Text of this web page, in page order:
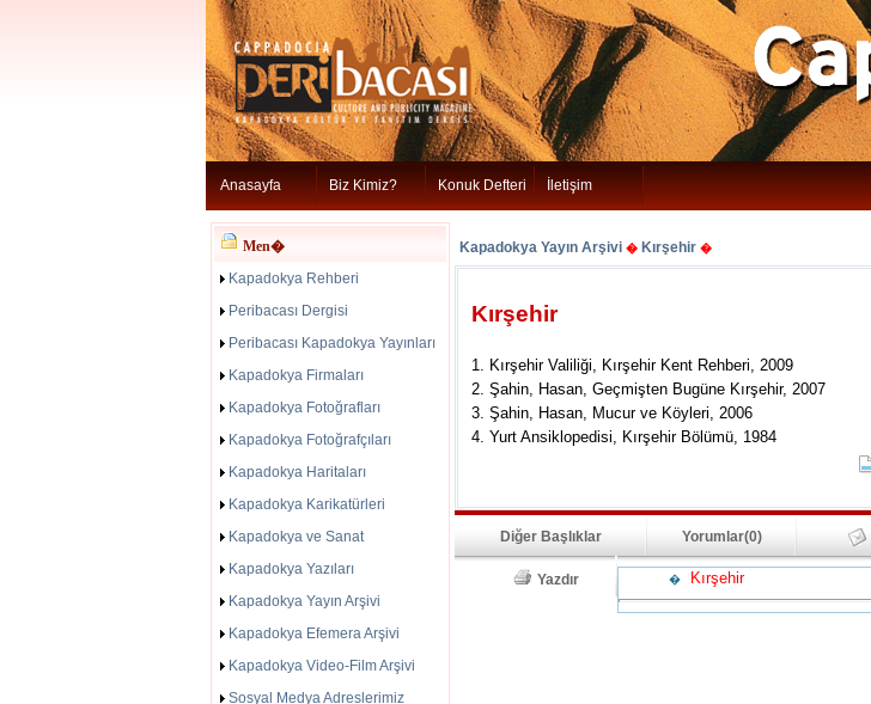
Anasayfa Biz Kimiz? Konuk Defteri İletişim
Men�
Kapadokya Rehberi
Peribacası Dergisi
Peribacası Kapadokya Yayınları
Kapadokya Firmaları
Kapadokya Fotoğrafları
Kapadokya Fotoğrafçıları
Kapadokya Haritaları
Kapadokya Karikatürleri
Kapadokya ve Sanat
Kapadokya Yazıları
Kapadokya Yayın Arşivi
Kapadokya Efemera Arşivi
Kapadokya Video-Film Arşivi
Sosyal Medya Adreslerimiz
Kapadokya Yayın Arşivi � Kırşehir �
Kırşehir
1. Kırşehir Valiliği, Kırşehir Kent Rehberi, 2009
2. Şahin, Hasan, Geçmişten Bugüne Kırşehir, 2007
3. Şahin, Hasan, Mucur ve Köyleri, 2006
4. Yurt Ansiklopedisi, Kırşehir Bölümü, 1984
Diğer Başlıklar Yorumlar(0)
Yazdır � Kırşehir